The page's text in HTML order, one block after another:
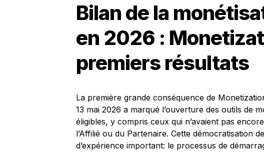
Bilan de la
en 2026 :
premiers résultats
La première grande conséquence de
13 mai 2026 a marqué l’ouverture des outils de
éligibles, y compris ceux qui n’avaient pas
l’Affilié ou du Partenaire. Cette démocratisation
d’expérience important: le processus de